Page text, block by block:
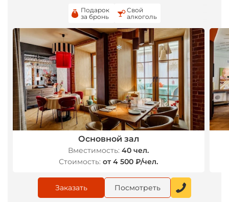
Подарок
за бронь
Свой
алкоголь
Основной зал
Вместимость: 40 чел.
Стоимость: от 4 500 ₽/чел.
Заказать Посмотреть
*